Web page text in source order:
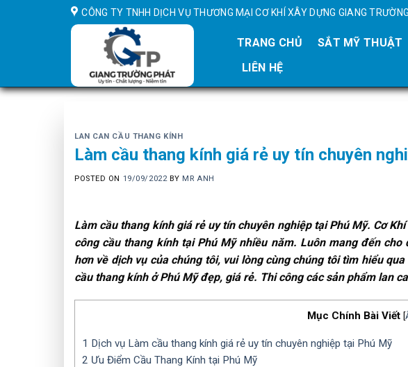
CÔNG TY TNHH DỊCH VỤ THƯƠNG MẠI CƠ KHÍ XÂY DỰNG GIANG
TRANG CHỦ SẮT MỸ THUẬT
LIÊN HỆ
LAN CAN CẦU THANG KÍNH
Làm cầu thang kính giá rẻ uy tín chuyên
POSTED ON 19/09/2022 BY MR ANH
Làm cầu thang kính giá rẻ uy tín chuyên nghiệp tại Phú Mỹ. Cơ
công cầu thang kính tại Phú Mỹ nhiều năm. Luôn mang đến
hơn về dịch vụ của chúng tôi, vui lòng cùng chúng tôi tìm hiểu
cầu thang kính ở Phú Mỹ đẹp, giá rẻ. Thi công các sản phẩm lan
Mục Chính Bài Viết [
1 Dịch vụ Làm cầu thang kính giá rẻ uy tín chuyên nghiệp tại Phú Mỹ
2 Ưu Điểm Cầu Thang Kính tại Phú Mỹ